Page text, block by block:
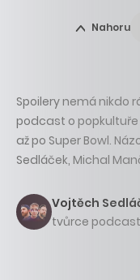
Nahoru
Spoilery nemá nikdo
podcast o popkultuře
až po Super Bowl.
Sedláček, Michal
Vojtěch
tvůrce